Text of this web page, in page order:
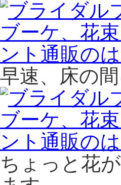
早速、床の
ちょっと花